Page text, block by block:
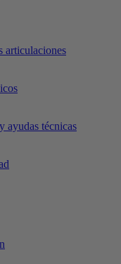
articulaciones
ayudas técnicas